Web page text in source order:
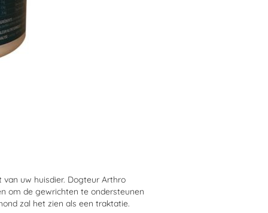
uw huisdier. Dogteur Arthro
om de gewrichten te ondersteunen
zal het zien als een traktatie.